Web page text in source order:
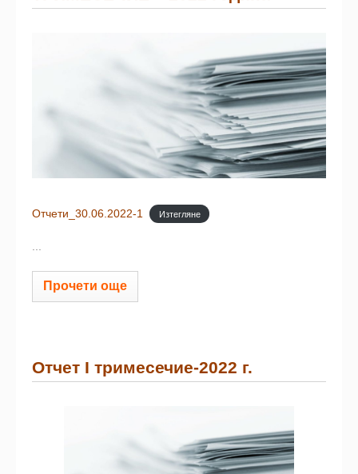
Отчети_30.06.2022-1 Изтегляне
Прочети още
Отчет I тримесечие-2022 г.